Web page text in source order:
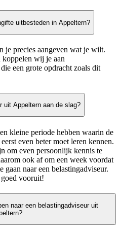
uitbesteden in Appeltern?
je precies aangeven wat je wilt.
koppelen wij je aan
een grote opdracht zoals dit
uit Appeltern aan de slag?
kleine periode hebben waarin de
even beter moet leren kennen.
om even persoonlijk kennis te
ook af om een week voordat
gaan naar een belastingadviseur.
vooruit!
naar een belastingadviseur uit